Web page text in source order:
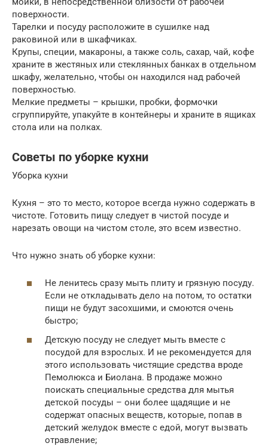
поверхности.
Тарелки и посуду расположите в сушилке над
раковиной или в шкафчиках.
Крупы, специи, макароны, а также соль, сахар, чай, кофе
храните в жестяных или стеклянных банках в отдельном
шкафу, желательно, чтобы он находился над рабочей
поверхностью.
Мелкие предметы – крышки, пробки, формочки
сгруппируйте, упакуйте в контейнеры и храните в ящиках
стола или на полках.
Советы по уборке кухни
Уборка кухни
Кухня – это то место, которое всегда нужно содержать в
чистоте. Готовить пищу следует в чистой посуде и
нарезать овощи на чистом столе, это всем известно.
Что нужно знать об уборке кухни:
Не ленитесь сразу мыть плиту и грязную посуду.
Если не откладывать дело на потом, то остатки
пищи не будут засохшими, и смоются очень
быстро;
Детскую посуду не следует мыть вместе с
посудой для взрослых. И не рекомендуется для
этого использовать чистящие средства вроде
Пемолюкса и Биолана. В продаже можно
поискать специальные средства для мытья
детской посуды – они более щадящие и не
содержат опасных веществ, которые, попав в
детский желудок вместе с едой, могут вызвать
отравление;